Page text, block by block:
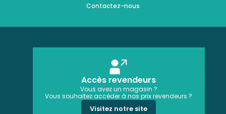
Contactez-nous
Accès revendeurs
Vous avez un magasin ?
Vous souhaitez accéder à nos prix revendeurs ?
Visitez notre site